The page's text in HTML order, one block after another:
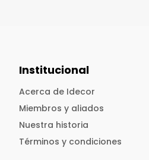
Institucional
Acerca de Idecor
Miembros y aliados
Nuestra historia
Términos y condiciones